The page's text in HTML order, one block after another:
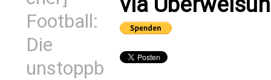
Football:
Die
unstoppb